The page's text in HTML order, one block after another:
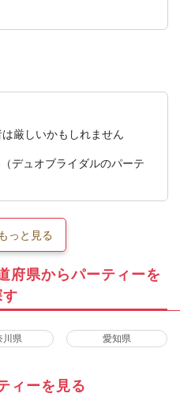
厳しいかもしれません
デュオブライダルのパーテ
っと見る
府県からパーティーを
川県 愛知県
ィーを見る